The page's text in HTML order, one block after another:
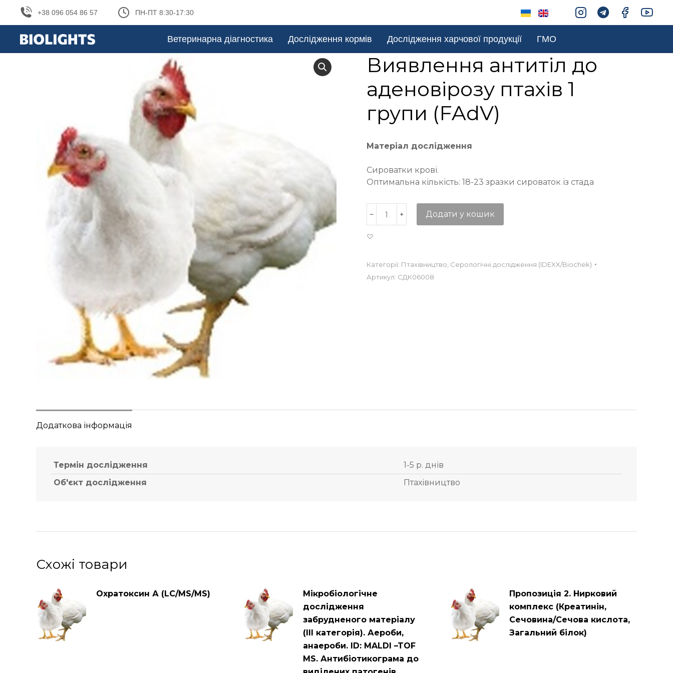
+38 096 054 86 57 ПН-ПТ 8:30-17:30
Ветеринарна діагностика Дослідження кормів Дослідження харчової продукції ГМО
Виявлення антитіл до
аденовірозу птахів 1
групи (FAdV)
Матеріал дослідження
Сироватки крові.
Оптимальна кількість: 18-23 зразки сироваток із стада
Додати у кошик
Категорії: Птахівництво Серологічні дослідження (IDEXX/Biochek)
Артикул: СДК06008
Додаткова інформація
Термін дослідження
1-5 р. днів
Об'єкт дослідження
Птахівництво
Схожі товари
Охратокcин А (LC/MS/MS)
Мікробіологічне
дослідження
забрудненого матеріалу
(ІІІ категорія). Аероби,
анаероби. ID: MALDI –TOF
MS. Антибіотикограма до
Пропозиція 2. Нирковий
комплекс (Креатинін,
Сечовина/Сечова кислота,
Загальний білок)